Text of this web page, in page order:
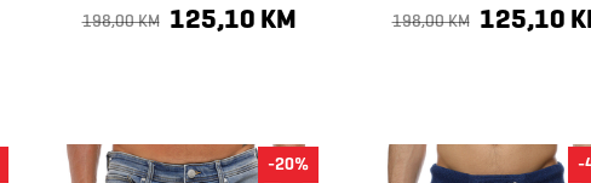
198,00 KM 125,10 KM 198,00 KM 125,10
-20% -